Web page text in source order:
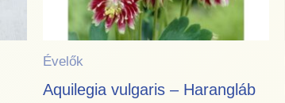
Évelők
Aquilegia vulgaris – Harangláb